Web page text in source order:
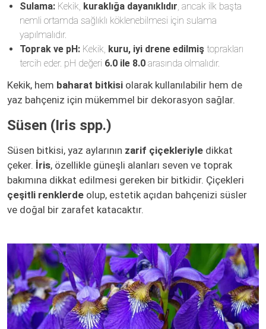
Sulama:Kekik, kuraklığa dayanıklıdır, ancak ilk başta
nemli ortamda sağlıklı köklenebilmesi için sulama
yapılmalıdır.
Toprak ve pH:Kekik, kuru, iyi drene edilmiştoprakları
tercih eder. pH değeri 6.0 ile 8.0arasında olmalıdır.
Kekik, hem baharat bitkisi olarak kullanılabilir hem de
yaz bahçeniz için mükemmel bir dekorasyon sağlar.
Süsen (Iris spp.)
Süsen bitkisi, yaz aylarının zarif çiçekleriyle dikkat
çeker. İris, özellikle güneşli alanları seven ve toprak
bakımına dikkat edilmesi gereken bir bitkidir. Çiçekleri
çeşitli renklerde olup, estetik açıdan bahçenizi süsler
ve doğal bir zarafet katacaktır.